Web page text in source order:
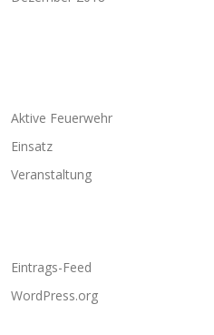
Aktive Feuerwehr
Einsatz
Veranstaltung
Eintrags-Feed
WordPress.org